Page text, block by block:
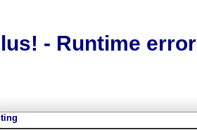
- Runtime error